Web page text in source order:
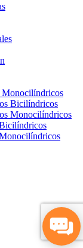
Monocilíndricos
Bicilíndricos
Monocilíndricos